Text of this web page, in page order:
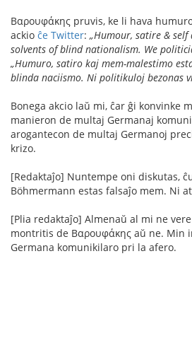
Βαρουφάκης pruvis, ke li hava
ackio ĉe Twitter: „Humour, satire &
solvents of blind nationalism. We
„Humuro, satiro kaj mem-malestimo
blinda naciismo. Ni politikuloj bezonas
Bonega akcio laŭ mi, ĉar ĝi konvinke
manieron de multaj Germanaj
arogantecon de multaj Germanoj
krizo.
[Redaktaĵo] Nuntempe oni diskutas,
Böhmermann estas falsaĵo mem. Ni
[Plia redaktaĵo] Almenaŭ al mi ne
montritis de Βαρουφάκης aŭ ne. Min
Germana komunikilaro pri la afero.